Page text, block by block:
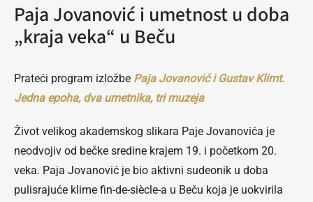
Paja Jovanović i umetnost u doba
„kraja veka“ u Beču
Prateći program izložbe Paja Jovanović i Gustav Klimt.
Jedna epoha, dva umetnika, tri muzeja
Život velikog akademskog slikara Paje Jovanovića je
neodvojiv od bečke sredine krajem 19. i početkom 20.
veka. Paja Jovanović je bio aktivni sudeonik u doba
pulisrajuće klime fin-de-siècle-a u Beču koja je uokvirila